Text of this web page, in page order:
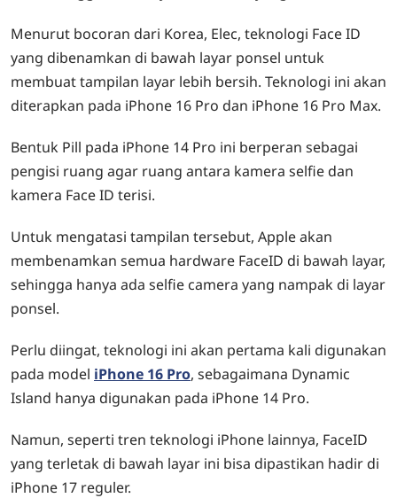
Menurut bocoran dari Korea, Elec, teknologi Face ID
yang dibenamkan di bawah layar ponsel untuk
membuat tampilan layar lebih bersih. Teknologi ini akan
diterapkan pada iPhone 16 Pro dan iPhone 16 Pro Max.
Bentuk Pill pada iPhone 14 Pro ini berperan sebagai
pengisi ruang agar ruang antara kamera selfie dan
kamera Face ID terisi.
Untuk mengatasi tampilan tersebut, Apple akan
membenamkan semua hardware FaceID di bawah layar,
sehingga hanya ada selfie camera yang nampak di layar
ponsel.
Perlu diingat, teknologi ini akan pertama kali digunakan
pada model iPhone 16 Pro, sebagaimana Dynamic
Island hanya digunakan pada iPhone 14 Pro.
Namun, seperti tren teknologi iPhone lainnya, FaceID
yang terletak di bawah layar ini bisa dipastikan hadir di
iPhone 17 reguler.